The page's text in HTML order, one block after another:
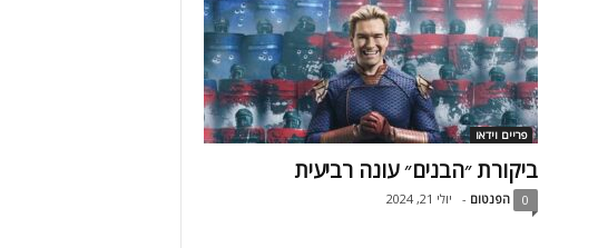
פריים וידאו
ביקורת ״הבנים״ עונה רביעית
הפנטום - יולי 21, 2024 0